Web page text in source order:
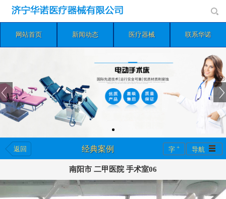
网站首页 新闻动态 医疗器械 联系华诺
返回 经典案例 导航
字 +
南阳市 二甲医院 手术室06